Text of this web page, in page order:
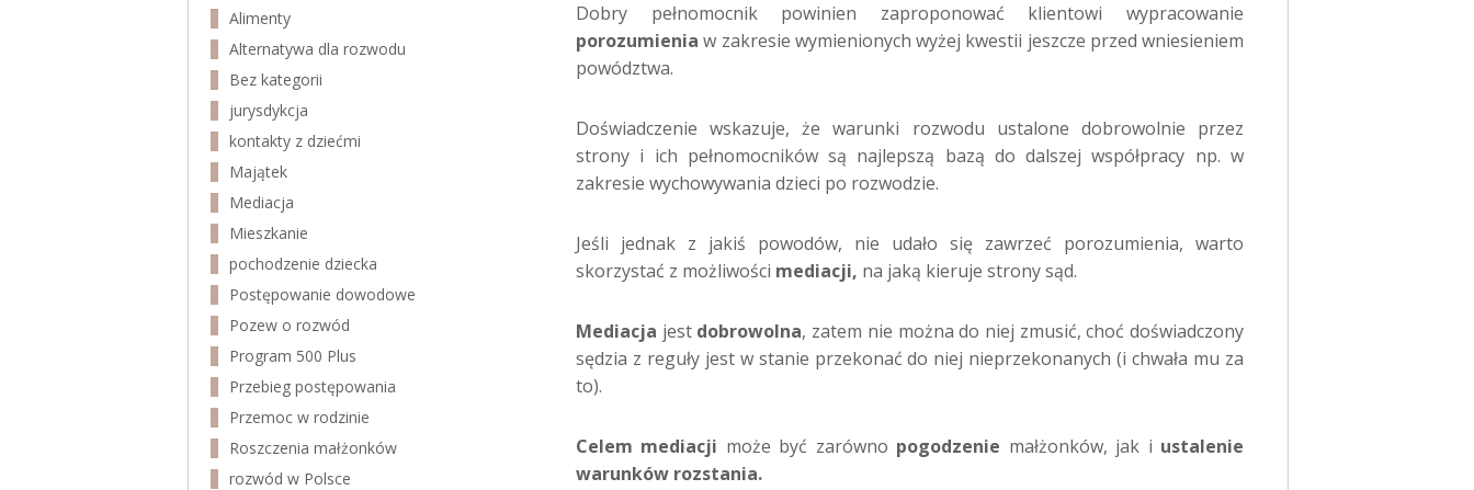
Dobry pełnomocnik powinien zaproponować klientowi wypracowanie
porozumienia w zakresie wymienionych wyżej kwestii jeszcze przed wniesieniem
powództwa.
Doświadczenie wskazuje, że warunki rozwodu ustalone dobrowolnie przez
strony i ich pełnomocników są najlepszą bazą do dalszej współpracy np. w
zakresie wychowywania dzieci po rozwodzie.
Jeśli jednak z jakiś powodów, nie udało się zawrzeć porozumienia, warto
skorzystać z możliwości mediacji, na jaką kieruje strony sąd.
Mediacja jest dobrowolna, zatem nie można do niej zmusić, choć doświadczony
sędzia z reguły jest w stanie przekonać do niej nieprzekonanych (i chwała mu za
to).
Celem mediacji może być zarówno pogodzenie małżonków, jak i ustalenie
warunków rozstania.
Alimenty
Alternatywa dla rozwodu
Bez kategorii
jurysdykcja
kontakty z dziećmi
Majątek
Mediacja
Mieszkanie
pochodzenie dziecka
Postępowanie dowodowe
Pozew o rozwód
Program 500 Plus
Przebieg postępowania
Przemoc w rodzinie
Roszczenia małżonków
rozwód w Polsce